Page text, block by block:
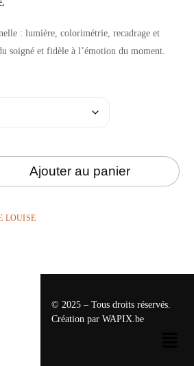
: lumière, colorimétrie, recadrage et
soigné et fidèle à l’émotion du moment.
Ajouter au panier
LOUISE
© 2025 – Tous droits réservés.
Création par WAPIX.be